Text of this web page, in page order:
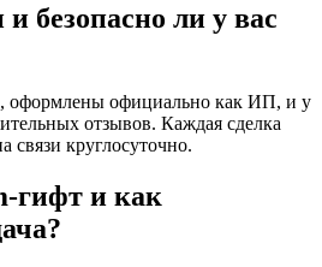
безопасно ли у вас
оформлены официально как ИП, и у
отзывов. Каждая сделка
связи круглосуточно.
гифт и как